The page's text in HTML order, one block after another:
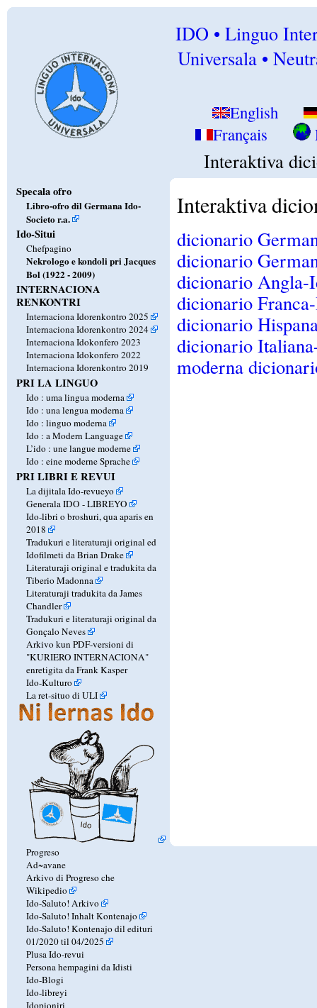
IDO • Linguo
Universala •
English
Français
Interaktiva
Specala ofro
Libro-ofro dil Germana Ido-
Societo r.a.
Ido-Situi
Chefpagino
Nekrologo e kondoli pri Jacques
Bol (1922 - 2009)
INTERNACIONA
RENKONTRI
Internaciona Idorenkontro 2025
Internaciona Idorenkontro 2024
Internaciona Idokonfero 2023
Internaciona Idokonfero 2022
Internaciona Idorenkontro 2019
PRI LA LINGUO
Ido : uma lingua moderna
Ido : una lengua moderna
Ido : linguo moderna
Ido : a Modern Language
L’ido : une langue moderne
Ido : eine moderne Sprache
PRI LIBRI E REVUI
La dijitala Ido-revueyo
Generala IDO - LIBREYO
Ido-libri o broshuri, qua aparis en
2018
Tradukuri e literaturaji original ed
Idofilmeti da Brian Drake
Literaturaji original e tradukita da
Tiberio Madonna
Literaturaji tradukita da James
Chandler
Tradukuri e literaturaji original da
Gonçalo Neves
Arkivo kun PDF-versioni di
"KURIERO INTERNACIONA"
enretigita da Frank Kasper
Ido-Kulturo
La ret-situo di ULI
Progreso
Ad~avane
Arkivo di Progreso che
Wikipedio
Ido-Saluto! Arkivo
Ido-Saluto! Inhalt Kontenajo
Ido-Saluto! Kontenajo dil edituri
01/2020 til 04/2025
Plusa Ido-revui
Persona hempagini da Idisti
Ido-Blogi
Ido-libreyi
Idopioniri
Interaktiva
dicionario
dicionario
dicionario Angla-
dicionario
dicionario
dicionario
moderna